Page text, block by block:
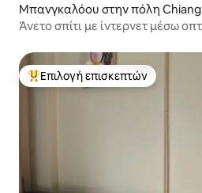
Μπανγκαλόου στην πόλη
Άνετο σπίτι με ίντερνετ μέσω
Κορυφαία επιλογή επισκεπτών
Επιλογή επισκεπτών